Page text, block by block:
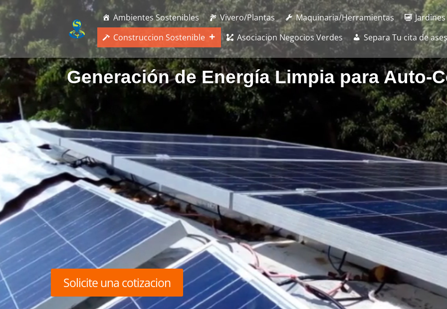
Ambientes Sostenibles Vivero/Plantas Maquinaria/Herramientas
Construccion Sostenible
Asociacion Negocios Verdes Separa Tu cita de
Reproductor
de
Generación de Energía Limpia para Auto-
Solicite una cotizacion